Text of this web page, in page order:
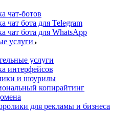
чат-ботов
чат бота для Telegram
чат бота для WhatsApp
услуги
услуги
интерфейсов
и шоурилы
копирайтинг
для рекламы и бизнеса